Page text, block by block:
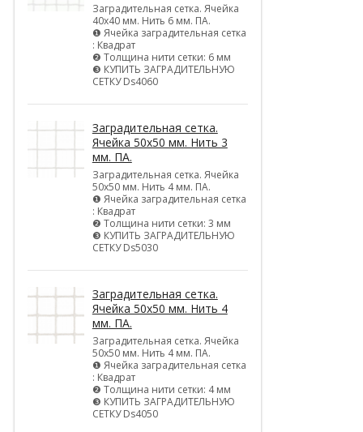
Заградительная сетка. Ячейка
40х40 мм. Нить 6 мм. ПА.
❶ Ячейка заградительная сетка
: Квадрат
❷ Толщина нити сетки: 6 мм
❸ КУПИТЬ ЗАГРАДИТЕЛЬНУЮ
СЕТКУ Ds4060
Заградительная сетка.
Ячейка 50х50 мм. Нить 3
мм. ПА.
Заградительная сетка. Ячейка
50х50 мм. Нить 4 мм. ПА.
❶ Ячейка заградительная сетка
: Квадрат
❷ Толщина нити сетки: 3 мм
❸ КУПИТЬ ЗАГРАДИТЕЛЬНУЮ
СЕТКУ Ds5030
Заградительная сетка.
Ячейка 50х50 мм. Нить 4
мм. ПА.
Заградительная сетка. Ячейка
50х50 мм. Нить 4 мм. ПА.
❶ Ячейка заградительная сетка
: Квадрат
❷ Толщина нити сетки: 4 мм
❸ КУПИТЬ ЗАГРАДИТЕЛЬНУЮ
СЕТКУ Ds4050